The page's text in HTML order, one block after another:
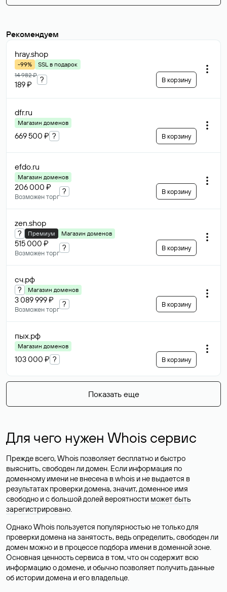
Рекомендуем
hray.shop
-99%
SSL в подарок
14 982 ₽
189 ₽
? В корзину
dfr.ru
Магазин доменов
669 500 ₽ ? В корзину
efdo.ru
Магазин доменов
206 000 ₽
Возможен торг
? В корзину
zen.shop
? Премиум Магазин доменов
515 000 ₽
Возможен торг
? В корзину
сч.рф
? Магазин доменов
3 089 999 ₽
Возможен торг
? В корзину
пых.рф
Магазин доменов
103 000 ₽ ? В корзину
Показать еще
Для чего нужен Whois сервис
Прежде всего, Whois позволяет бесплатно и быстро
выяснить, свободен ли домен. Если информация по
доменному имени не внесена в whois и не выдается в
результатах проверки домена, значит, доменное имя
свободно и с большой долей вероятности может быть
зарегистрировано.
Однако Whois пользуется популярностью не только для
проверки домена на занятость, ведь определить, свободен ли
домен можно и в процессе подбора имени в доменной зоне.
Основная ценность сервиса в том, что он содержит всю
информацию о домене, и обычно позволяет получить данные
об истории домена и его владельце.